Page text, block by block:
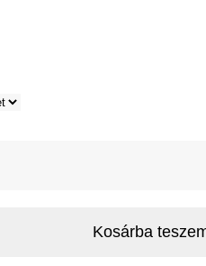
Kosárba